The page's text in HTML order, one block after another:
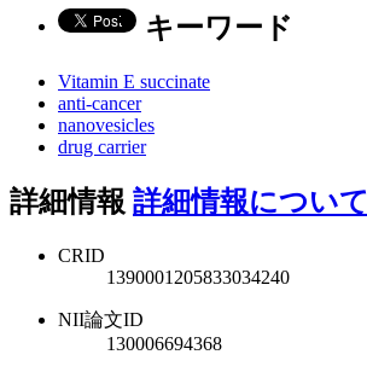
キーワード
Vitamin E succinate
anti-cancer
nanovesicles
drug carrier
詳細情報 詳細情報について
CRID
1390001205833034240
NII論文ID
130006694368